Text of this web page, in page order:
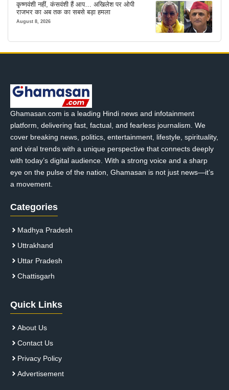
कृष्णवंशी नहीं, कंसवंशी हैं आप… अखिलेश पर ओपी
राजभर का अब तक का सबसे बड़ा हमला
August 8, 2026
Ghamasan.com is a leading Hindi news and infotainment
platform, delivering fast, factual, and fearless journalism. We
cover breaking news, politics, entertainment, lifestyle, spirituality,
and viral trends with a unique perspective that connects deeply
with today’s digital audience. With a strong voice and a sharp
eye on the pulse of the nation, Ghamasan is not just news—it’s
a movement.
Categories
Madhya Pradesh
Uttrakhand
Uttar Pradesh
Chattisgarh
Quick Links
About Us
Contact Us
Privacy Policy
Advertisement